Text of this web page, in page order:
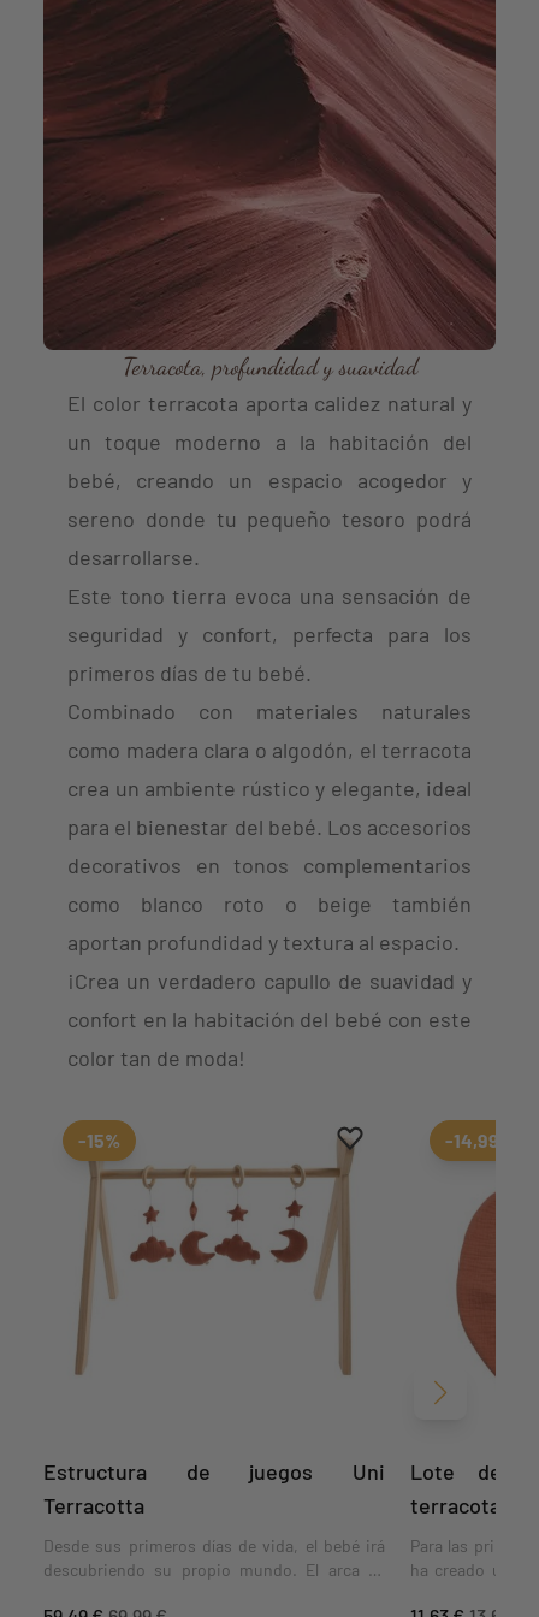
Terracota, profundidad y suavidad
El color terracota aporta calidez natural y
un toque moderno a la habitación del
bebé, creando un espacio acogedor y
sereno donde tu pequeño tesoro podrá
desarrollarse.
Este tono tierra evoca una sensación de
seguridad y confort, perfecta para los
primeros días de tu bebé.
Combinado con materiales naturales
como madera clara o algodón, el terracota
crea un ambiente rústico y elegante, ideal
para el bienestar del bebé. Los accesorios
decorativos en tonos complementarios
como blanco roto o beige también
aportan profundidad y textura al espacio.
¡Crea un verdadero capullo de suavidad y
confort en la habitación del bebé con este
color tan de moda!
Aggiungi ai preferiti
borrar favoritos
-15%
Estructura de juegos Uni
Terracotta
Desde sus primeros días de vida, el bebé irá
descubriendo su propio mundo. El arca es
-14,99%
Lote de
terracota
Para las
ha creado un
Siguiente